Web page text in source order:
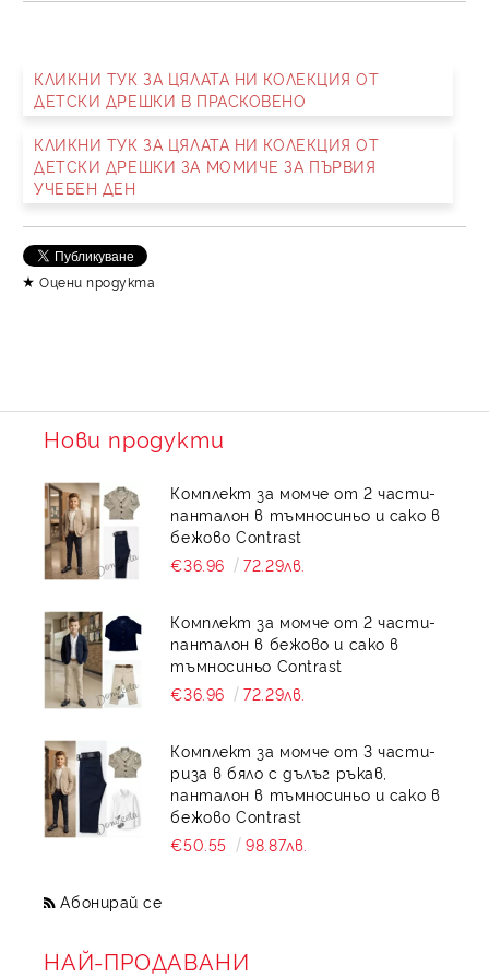
Ние ще се свържем с вас в рамките на работния ден.
КЛИКНИ ТУК ЗА ЦЯЛАТА НИ КОЛЕКЦИЯ ОТ
ДЕТСКИ ДРЕШКИ В ПРАСКОВЕНО
КЛИКНИ ТУК ЗА ЦЯЛАТА НИ КОЛЕКЦИЯ ОТ
ДЕТСКИ ДРЕШКИ ЗА МОМИЧЕ ЗА ПЪРВИЯ
УЧЕБЕН ДЕН
Оцени продукта
Нови продукти
Комплект за момче от 2 части-
панталон в тъмносиньо и сако в
бежово Contrast
€36.96
72.29лв.
Комплект за момче от 2 части-
панталон в бежово и сако в
тъмносиньо Contrast
€36.96
72.29лв.
Комплект за момче от 3 части-
риза в бяло с дълъг ръкав,
панталон в тъмносиньо и сако в
бежово Contrast
€50.55
98.87лв.
Абонирай се
НАЙ-ПРОДАВАНИ